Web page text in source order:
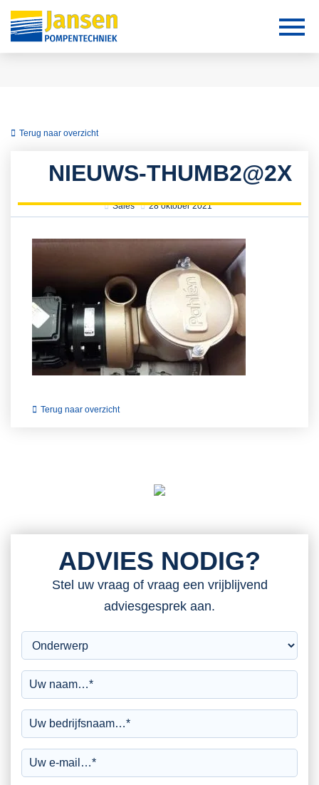
Terug naar overzicht
NIEUWS-THUMB2@2X
Sales 28 oktober 2021
Terug naar overzicht
ADVIES NODIG?
Stel uw vraag of vraag een vrijblijvend
adviesgesprek aan.